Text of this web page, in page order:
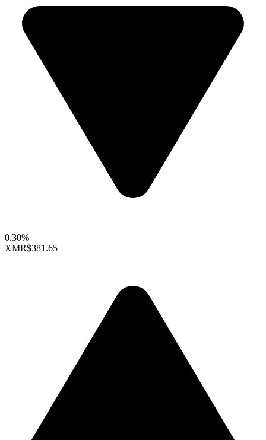
0.30%
XMR$381.65